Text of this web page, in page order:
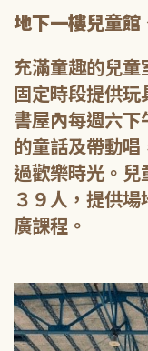
地下一樓兒童館
充滿童趣的兒
固定時段提供
書屋內每週六
的童話及帶動唱
過歡樂時光。兒
３９人，提供
廣課程。